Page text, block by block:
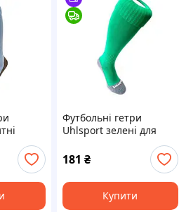
гри на
Футбольні гетри
Uhlsport зелені для
розмір 37-40 еластичні
гетри
181 ₴
Купити